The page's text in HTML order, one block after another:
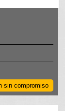
sin compromiso